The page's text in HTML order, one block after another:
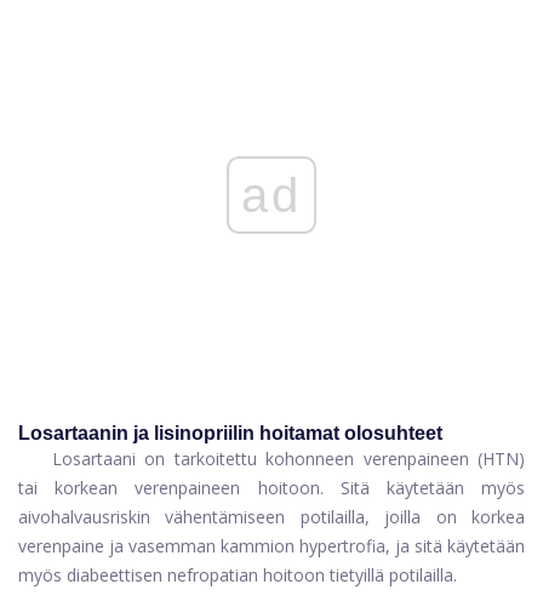
ad
Losartaanin ja lisinopriilin hoitamat olosuhteet
Losartaani on tarkoitettu kohonneen verenpaineen (HTN)
tai korkean verenpaineen hoitoon. Sitä käytetään myös
aivohalvausriskin vähentämiseen potilailla, joilla on korkea
verenpaine ja vasemman kammion hypertrofia, ja sitä käytetään
myös diabeettisen nefropatian hoitoon tietyillä potilailla.